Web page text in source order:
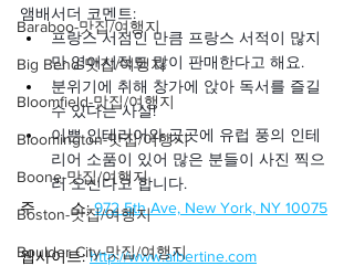
Baraboo-맛집/여행지
Big Bend-맛집/여행지
Bloomfield-맛집/여행지
Bloomington-맛집/여행지
Boone-맛집/여행지
Boston-맛집/여행지
Boulder City-맛집/여행지
앰배서더 코멘트:
프랑스 서점인 만큼 프랑스 서적이 많지
만 영어서적도 많이 판매한다고 해요.
분위기에 취해 창가에 앉아 독서를 즐길
수 있다는 사실!
이쁜 인테리어와 곳곳에 유럽 풍의 인테
리어 소품이 있어 많은 분들이 사진 찍으
러 오신다고 합니다.
주        소: 972 5th Ave, New York, NY 10075
웹사이트: http://www.albertine.com